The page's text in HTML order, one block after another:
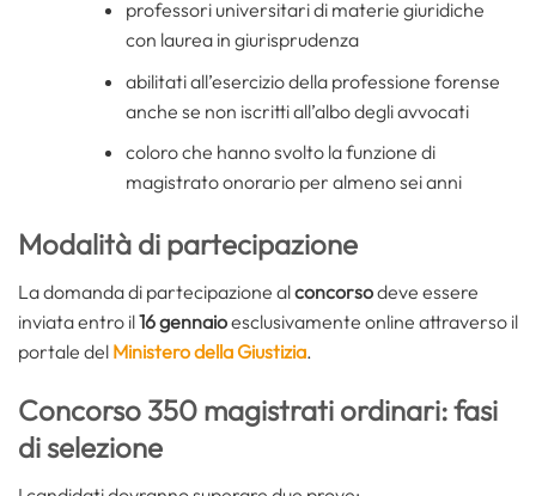
professori universitari di materie giuridiche
con laurea in giurisprudenza
abilitati all’esercizio della professione forense
anche se non iscritti all’albo degli avvocati
coloro che hanno svolto la funzione di
magistrato onorario per almeno sei anni
Modalità di partecipazione
La domanda di partecipazione alconcorsodeve essere
inviata entro il16 gennaioesclusivamente online attraverso il
portale del Ministero della Giustizia.
Concorso 350 magistrati ordinari: fasi
di selezione